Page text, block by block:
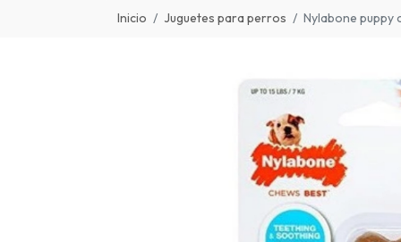
Inicio Juguetes para perros Nylabone puppy